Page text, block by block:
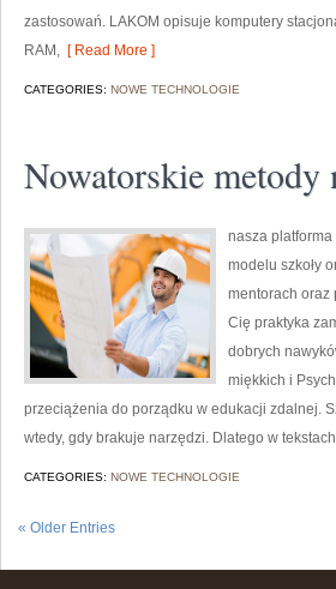
zastosowań. LAKOM opisuje komputery
RAM, [ Read More ]
CATEGORIES: NOWE TECHNOLOGIE
Nowatorskie metody
nasza
modelu szkoły
mentorach oraz
Cię praktyka
dobrych
miękkich i
przeciążenia do porządku w edukacji zdalnej.
wtedy, gdy brakuje narzędzi. Dlatego w
CATEGORIES: NOWE TECHNOLOGIE
« Older Entries